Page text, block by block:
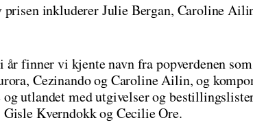
inkluderer Julie Bergan, Caroline
år finner vi kjente navn fra popverdenen
Cezinando og Caroline Ailin, og
utlandet med utgivelser og
Kverndokk og Cecilie Ore.